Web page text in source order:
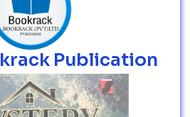
Publication